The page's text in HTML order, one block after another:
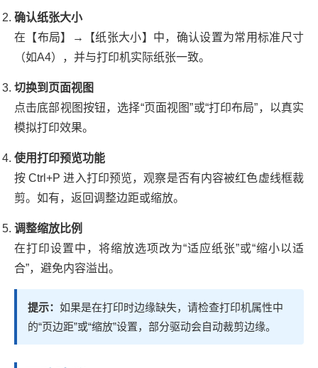
确认纸张大小
在【布局】→【纸张大小】中，确认设置为常用标准尺寸
（如A4），并与打印机实际纸张一致。
切换到页面视图
点击底部视图按钮，选择“页面视图”或“打印布局”，以真实
模拟打印效果。
使用打印预览功能
按 Ctrl+P 进入打印预览，观察是否有内容被红色虚线框裁
剪。如有，返回调整边距或缩放。
调整缩放比例
在打印设置中，将缩放选项改为“适应纸张”或“缩小以适
合”，避免内容溢出。
提示： 如果是在打印时边缘缺失，请检查打印机属性中
的“页边距”或“缩放”设置，部分驱动会自动裁剪边缘。